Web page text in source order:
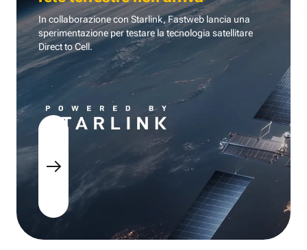
In collaborazione con Starlink, Fastweb lancia una
sperimentazione per testare la tecnologia satellitare
Direct to Cell.